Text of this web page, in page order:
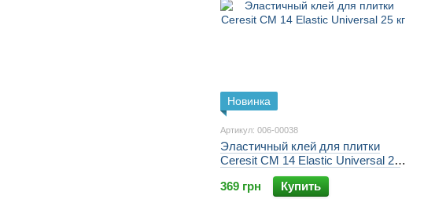
Новинка
Артикул: 006-00038
Эластичный клей для плитки
Ceresit CM 14 Elastic Universal 25
369 грн
Купить